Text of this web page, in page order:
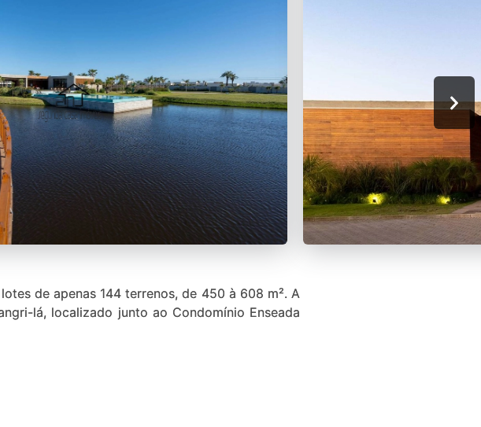
de apenas 144 terrenos, de 450 à 608 m². A
lá, localizado junto ao Condomínio Enseada